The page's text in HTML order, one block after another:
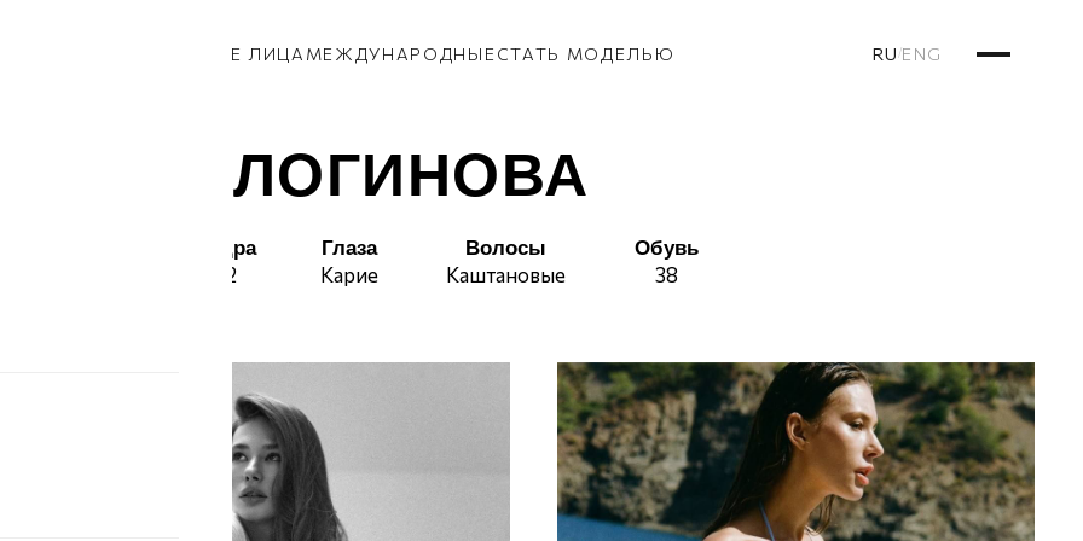
НОВЫЕ ЛИЦА МЕЖДУНАРОДНЫЕ СТАТЬ МОДЕЛЬЮ RU/ENG
ЛОГИНОВА
Бедра
92
Волосы
Каштановые
Глаза
Карие
Обувь
38